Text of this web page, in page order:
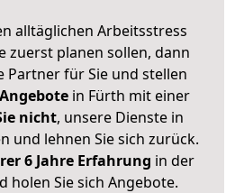
alltäglichen Arbeitsstress
zuerst planen sollen, dann
Partner für Sie und stellen
in Fürth mit einer
nicht, unsere Dienste in
und lehnen Sie sich zurück.
6 Jahre Erfahrung in der
holen Sie sich Angebote.